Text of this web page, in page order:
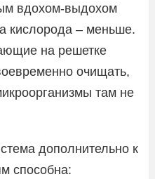
вдохом-выдохом
кислорода – меньше.
на решетке
очищать,
там не
дополнительно к
способна: